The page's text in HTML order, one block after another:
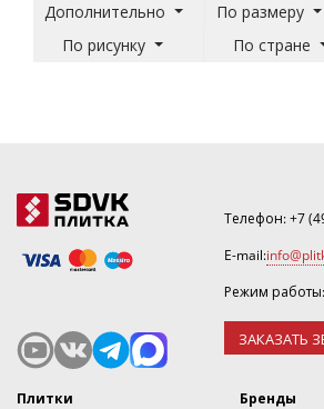
Дополнительно
По размеру
По рисунку
По стране
Телефон:+7
E-mail:
Режим
ЗАКАЗАТЬ
Плитки
Бренды